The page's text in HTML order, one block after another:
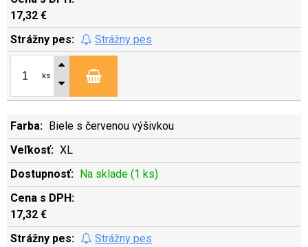
17,32 €
Strážny pes
ks
Biele s červenou výšivkou
XL
Na sklade (1 ks)
17,32 €
Strážny pes